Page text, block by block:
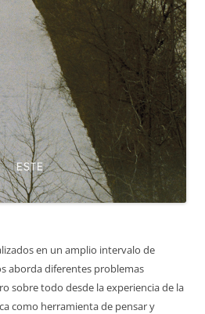
en un amplio intervalo de
aborda diferentes problemas
sobre todo desde la experiencia de la
como herramienta de pensar y